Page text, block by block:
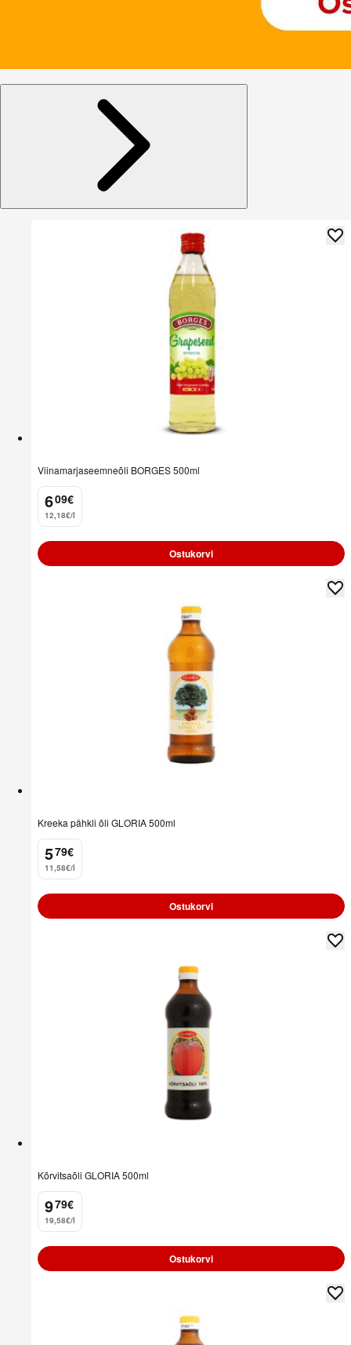
Viinamarjaseemneõli BORGES 500ml
6
. 09€
12,18€/l
Ostukorvi
Kreeka pähkli õli GLORIA 500ml
5
. 79€
11,58€/l
Ostukorvi
Kõrvitsaõli GLORIA 500ml
9
. 79€
19,58€/l
Ostukorvi